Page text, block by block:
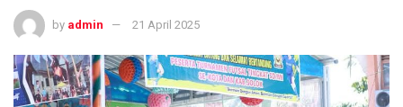
by admin 21 April 2025